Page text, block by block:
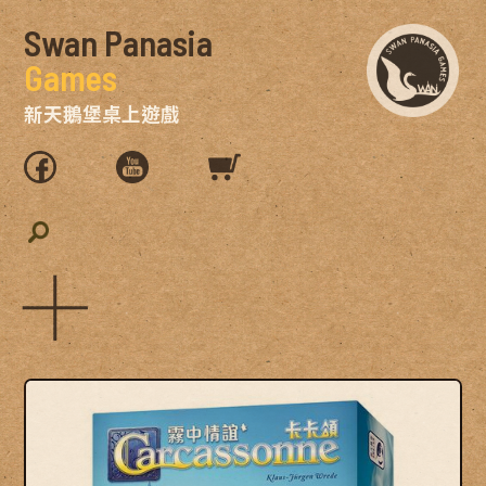
Swan Panasia
Games
新天鵝堡桌上遊戲